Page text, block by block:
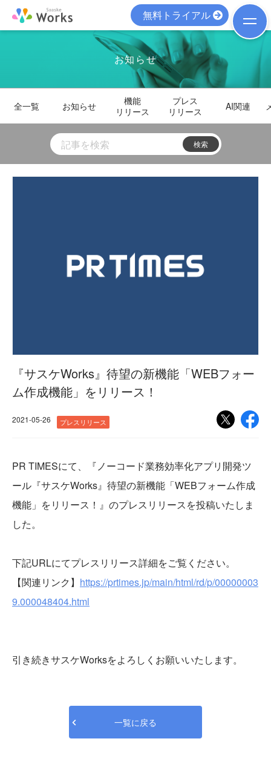
無料トライアル
お知らせ
全一覧 お知らせ
機能
リリース
プレス
リリース
AI関連
『サスケWorks』待望の新機能「WEBフォー
ム作成機能」をリリース！
2021-05-26 プレスリリース
PR TIMESにて、『ノーコード業務効率化アプリ開発ツ
ール『サスケWorks』待望の新機能「WEBフォーム作成
機能」をリリース！』のプレスリリースを投稿いたしま
した。
下記URLにてプレスリリース詳細をご覧ください。
【関連リンク】 https://prtimes.jp/main/html/rd/p/00000003
9.000048404.html
引き続きサスケWorksをよろしくお願いいたします。
一覧に戻る